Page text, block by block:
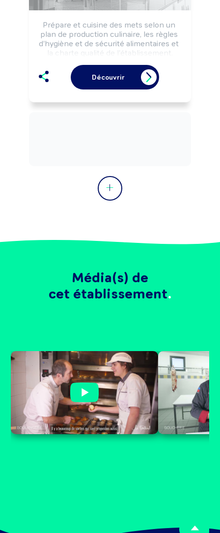
Prépare et cuisine des mets selon un
plan de production culinaire, les règles
d'hygiène et de sécurité alimentaires et
la charte qualité de l'établissement.
particulier (desserts, poissons, viandes,
...).
Peut élaborer des plats, des menus.
Découvrir
Média(s) de
cet établissement
CFA MFR FONTANIL
FORMATION BOULANGERIE
CFA MFR